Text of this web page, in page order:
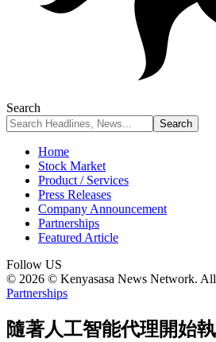
Search
Home
Stock Market
Product / Services
Press Releases
Company Announcement
Partnerships
Featured Article
Follow US
© 2026 © Kenyasasa News Network. All
Partnerships
隨著人工智能代理開始